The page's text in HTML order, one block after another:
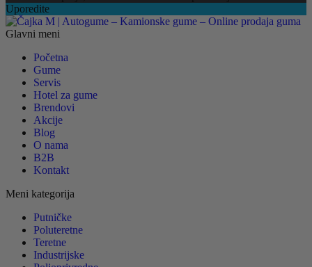
Uporedite
Glavni meni
Početna
Gume
Servis
Hotel za gume
Brendovi
Akcije
Blog
O nama
B2B
Kontakt
Meni kategorija
Putničke
Poluteretne
Teretne
Industrijske